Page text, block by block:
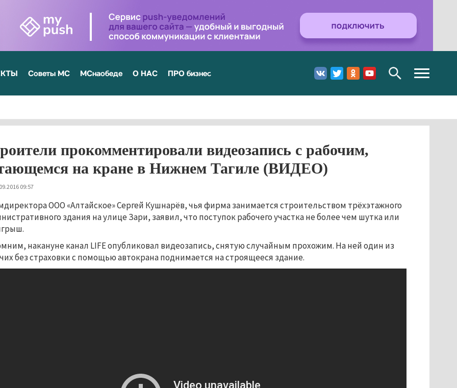
Советы МС МСнаобеде О НАС ПРО бизнес
Toggle
navigation
прокомментировали видеозапись с рабочим,
на кране в Нижнем Тагиле (ВИДЕО)
09:57
ООО «Алтайское» Сергей Кушнарёв, чья фирма занимается строительством трёхэтажного
здания на улице Зари, заявил, что поступок рабочего участка не более чем шутка или
накануне канал LIFE опубликовал видеозапись, снятую случайным прохожим. На ней один из
без страховки с помощью автокрана поднимается на строящееся здание.